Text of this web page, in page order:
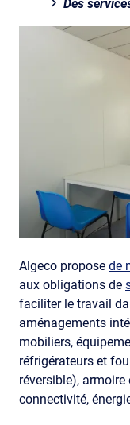
Des
Algeco propose de
aux obligations de
faciliter le travail
aménagements
mobiliers,
réfrigérateurs et
réversible), armoire
connectivité,